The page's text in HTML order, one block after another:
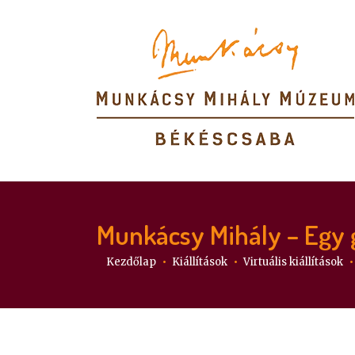
Munkácsy Mihály –
Itt vagy:
Kezdőlap Kiállítások Virtuális kiállítások